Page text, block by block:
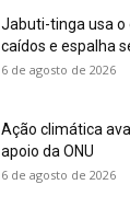
6 de agosto de 2026
6 de agosto de 2026